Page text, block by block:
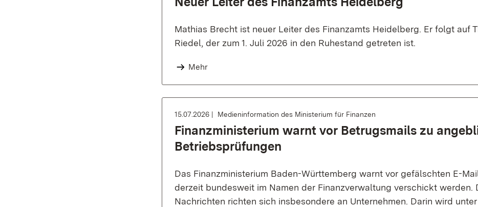
Mathias Brecht ist neuer Leiter des Finanzamts Heidelberg. Er folgt auf
Riedel, der zum 1. Juli 2026 in den Ruhestand getreten ist.
Mehr
15.07.2026 Medieninformation des Ministerium für Finanzen
Finanzministerium warnt vor Betrugsmails zu
Betriebsprüfungen
Das Finanzministerium Baden-Württemberg warnt vor gefälschten E-
derzeit bundesweit im Namen der Finanzverwaltung verschickt werden.
Nachrichten richten sich insbesondere an Unternehmen. Darin wird unter